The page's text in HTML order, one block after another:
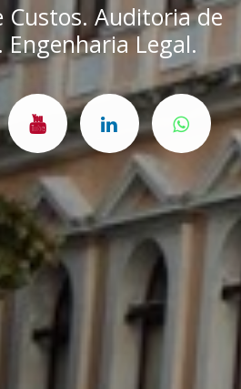
Custos. Auditoria de
Engenharia Legal.